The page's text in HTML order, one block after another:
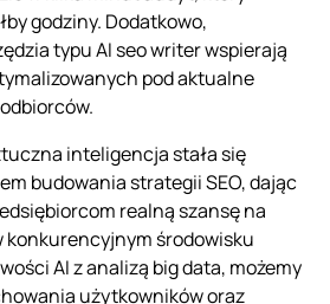
godziny. Dodatkowo,
typu AI seo writer wspierają
pod aktualne
inteligencja stała się
budowania strategii SEO, dając
realną szansę na
konkurencyjnym środowisku
AI z analizą big data, możemy
użytkowników oraz